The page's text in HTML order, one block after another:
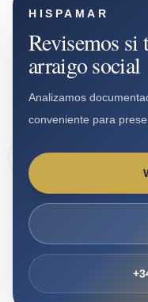
HISPAMAR
Revisemos si
arraigo social
Analizamos
conveniente para